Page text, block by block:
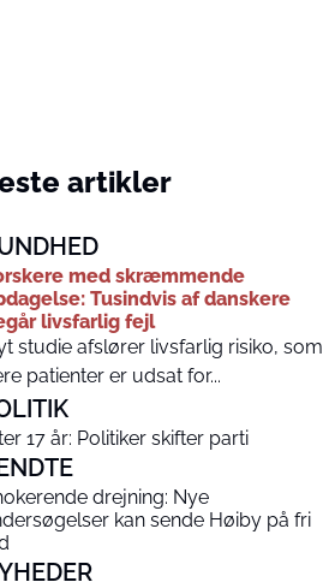
artikler
med skræmmende
Tusindvis af danskere
livsfarlig fejl
studie afslører livsfarlig risiko, som
patienter er udsat for...
17 år: Politiker skifter parti
drejning: Nye
kan sende Høiby på fri